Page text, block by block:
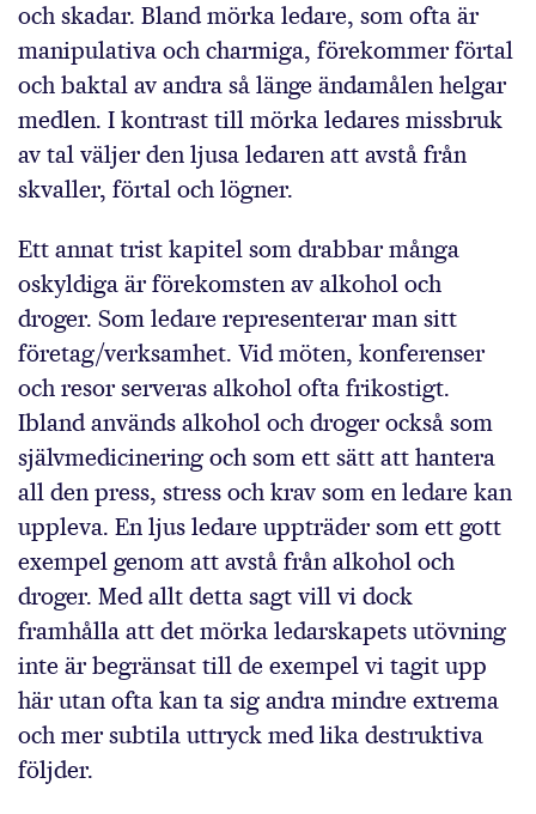
och skadar. Bland mörka ledare, som ofta är
manipulativa och charmiga, förekommer förtal
och baktal av andra så länge ändamålen helgar
medlen. I kontrast till mörka ledares missbruk
av tal väljer den ljusa ledaren att avstå från
skvaller, förtal och lögner.
Ett annat trist kapitel som drabbar många
oskyldiga är förekomsten av alkohol och
droger. Som ledare representerar man sitt
företag/verksamhet. Vid möten, konferenser
och resor serveras alkohol ofta frikostigt.
Ibland används alkohol och droger också som
självmedicinering och som ett sätt att hantera
all den press, stress och krav som en ledare kan
uppleva. En ljus ledare uppträder som ett gott
exempel genom att avstå från alkohol och
droger. Med allt detta sagt vill vi dock
framhålla att det mörka ledarskapets utövning
inte är begränsat till de exempel vi tagit upp
här utan ofta kan ta sig andra mindre extrema
och mer subtila uttryck med lika destruktiva
följder.